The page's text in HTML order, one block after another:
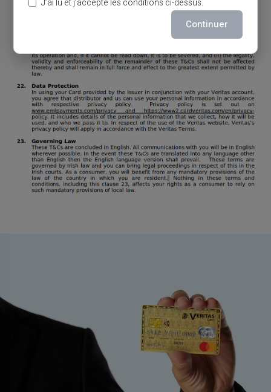
J’ai lu et j’accepte les conditions ci-dessus.
Continuer